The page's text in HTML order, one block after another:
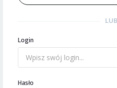
LUB
Login
Hasło